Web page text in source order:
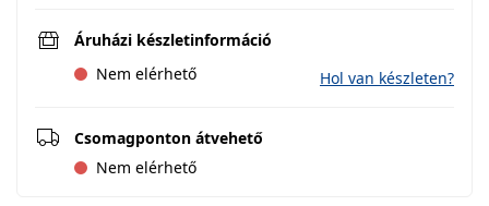
Áruházi készletinformáció
Nem elérhető
Hol van készleten?
Csomagponton átvehető
Nem elérhető